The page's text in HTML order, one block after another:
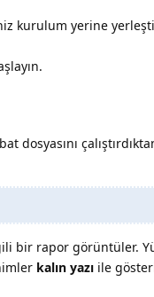
kurulum yerine
dosyasını
bir rapor görüntüler.
kalın yazı ile